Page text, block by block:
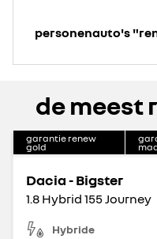
personenauto's
de meest
garantie renew
gold
Dacia - Bigster
1.8 Hybrid 155 Journey
Hybride